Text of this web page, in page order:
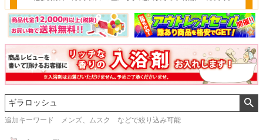
追加キーワード メンズ、ムスク などで絞り込み可能